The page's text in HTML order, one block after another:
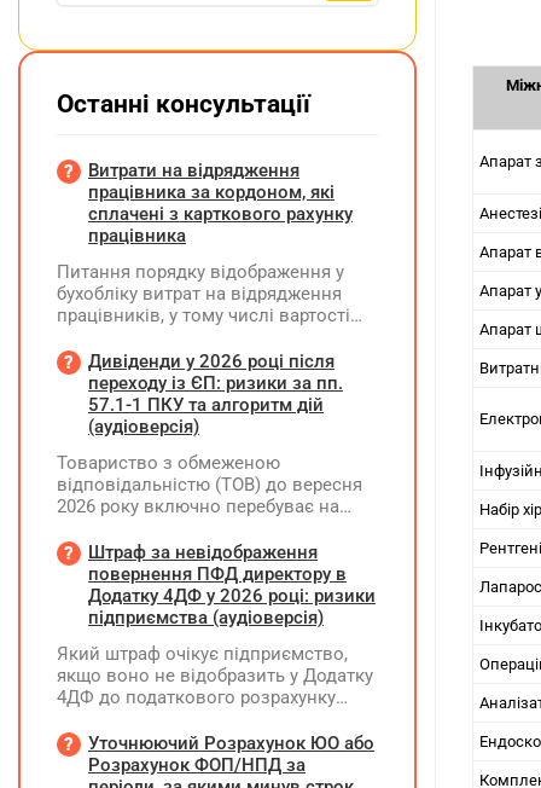
Апарат
Апарат
Апарат
Апарат
Набір
Останні консультації
Витрати на відрядження
працівника за кордоном, які
сплачені з карткового рахунку
працівника
Питання порядку відображення у
бухобліку витрат на відрядження
працівників, у тому числі вартості
карткового рахунку працівника та
підтвердження таких операцій
первинними документами, належать
до компетенції Мінфіну
Дивіденди у 2026 році після
переходу із ЄП: ризики за пп.
57.1-1 ПКУ та алгоритм дій
(аудіоверсія)
Товариство з обмеженою
відповідальністю (ТОВ) до вересня
2026 року включно перебуває на
(єдиний податок, 3 група, ставка 5%,
неплатник ПДВ). З 1 жовтня 2026
року підприємство переходить на
загальну систему оподаткування
прибуток). За результатами
діяльності у періоді 2024–2025 років
(під час перебування на спрощеній
чистий прибуток, сума
нерозподіленого прибутку в балансі
Штраф за невідображення
повернення ПФД директору в
Додатку 4ДФ у 2026 році: ризики
підприємства (аудіоверсія)
Який штраф очікує підприємство,
якщо воно не відобразить у Додатку
4ДФ до податкового розрахунку
допомоги (ПФД) директору?
Уточнюючий Розрахунок ЮО або
Розрахунок ФОП/НПД за